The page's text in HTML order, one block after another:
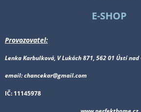
E-SHOP
Provozovatel:
Lenka Karbulková, V Lukách 871, 562 01 Ústí
email: chancekar@gmail.com
IČ: 11145978